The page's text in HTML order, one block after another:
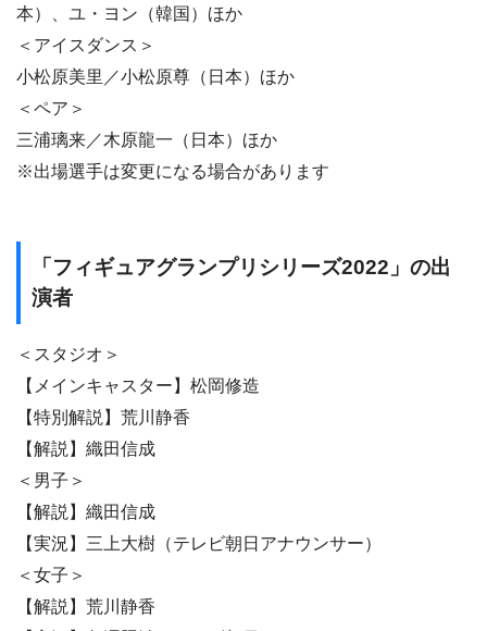
本）、ユ・ヨン（韓国）ほか
＜アイスダンス＞
小松原美里／小松原尊（日本）ほか
＜ペア＞
三浦璃来／木原龍一（日本）ほか
※出場選手は変更になる場合があります
「フィギュアグランプリシリーズ2022」の出
演者
＜スタジオ＞
【メインキャスター】松岡修造
【特別解説】荒川静香
【解説】織田信成
＜男子＞
【解説】織田信成
【実況】三上大樹（テレビ朝日アナウンサー）
＜女子＞
【解説】荒川静香